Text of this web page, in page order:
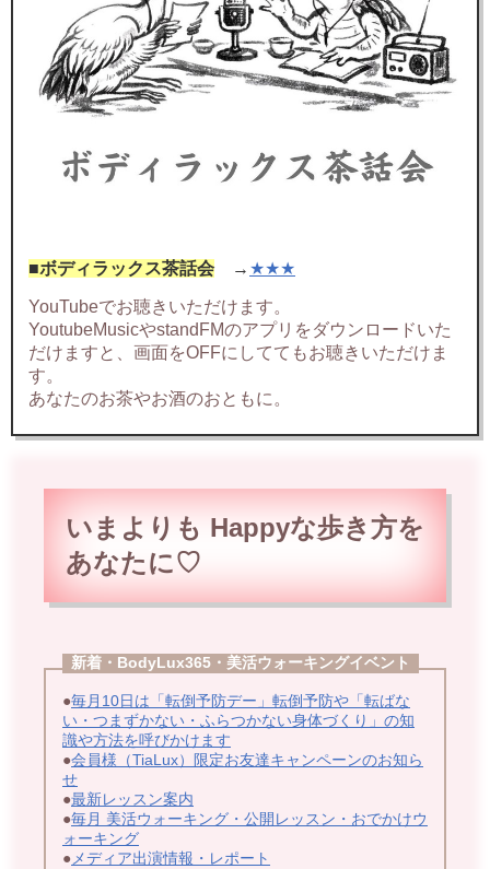
■ボディラックス茶話会 → ★★★
YouTubeでお聴きいただけます。
YoutubeMusicやstandFMのアプリをダウンロードいた
だけますと、画面をOFFにしててもお聴きいただけま
す。
あなたのお茶やお酒のおともに。
いまよりも Happyな歩き方を
あなたに♡
新着・BodyLux365・美活ウォーキングイベント
●毎月10日は「転倒予防デー」転倒予防や「転ばな
い・つまずかない・ふらつかない身体づくり」の知
識や方法を呼びかけます
●会員様（TiaLux）限定お友達キャンペーンのお知ら
せ
●最新レッスン案内
●毎月 美活ウォーキング・公開レッスン・おでかけウ
ォーキング
● メディア出演情報・レポート